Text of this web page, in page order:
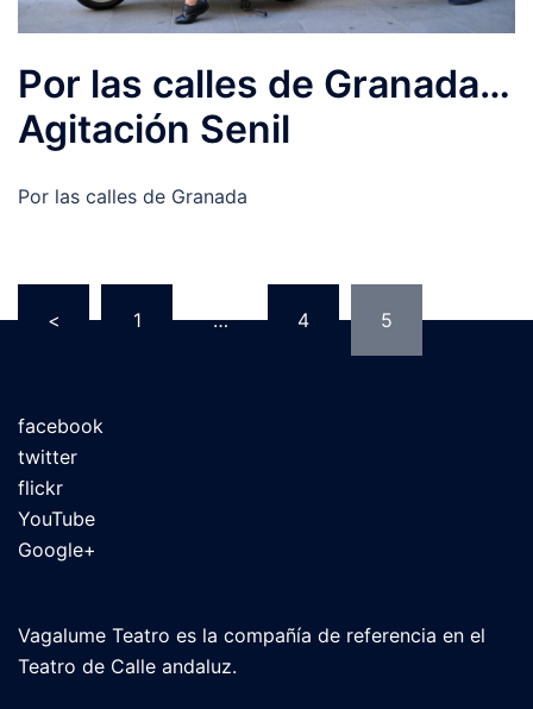
Por las calles de Granada…
Agitación Senil
Por las calles de Granada
< 1 … 4 5
facebook
twitter
flickr
YouTube
Google+
Vagalume Teatro es la compañía de referencia en el
Teatro de Calle andaluz.